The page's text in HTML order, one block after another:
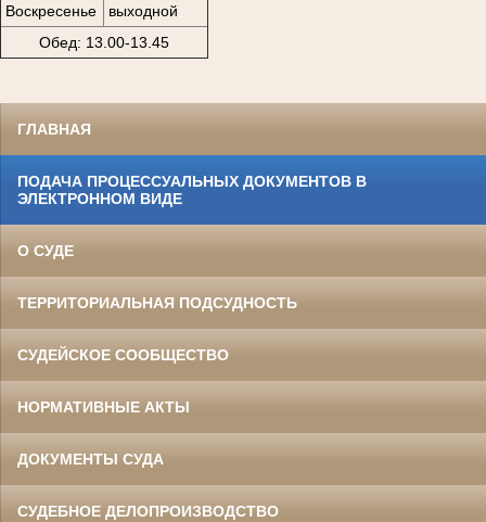
Воскресенье
выходной
Обед: 13.00-13.45
ГЛАВНАЯ
ПОДАЧА ПРОЦЕССУАЛЬНЫХ ДОКУМЕНТОВ В
ЭЛЕКТРОННОМ ВИДЕ
О СУДЕ
ТЕРРИТОРИАЛЬНАЯ ПОДСУДНОСТЬ
СУДЕЙСКОЕ СООБЩЕСТВО
НОРМАТИВНЫЕ АКТЫ
ДОКУМЕНТЫ СУДА
СУДЕБНОЕ ДЕЛОПРОИЗВОДСТВО